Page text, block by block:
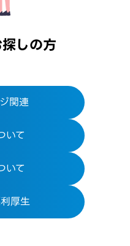
しの方
関連
いて
いて
厚生